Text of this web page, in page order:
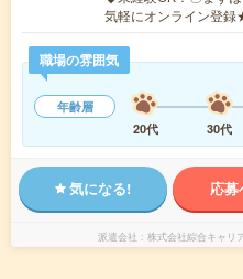
気軽にオンライン登
職場の雰囲気
年齢層
20代
30代
気になる! 応
派遣会社 株式会社綜合キャリ